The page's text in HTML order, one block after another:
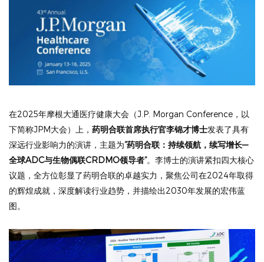
在2025年摩根大通医疗健康大会（J.P. Morgan Conference，以
下简称JPM大会）上， 药明合联首席执行官李锦才博士发表了具有
深远行业影响力的演讲，主题为“药明合联：持续领航，续写增长—
全球ADC与生物偶联CRDMO领导者”。李博士的演讲紧扣四大核心
议题，全方位彰显了药明合联的卓越实力，聚焦公司在2024年取得
的辉煌成就，深度解读行业趋势，并描绘出2030年发展的宏伟蓝
图。